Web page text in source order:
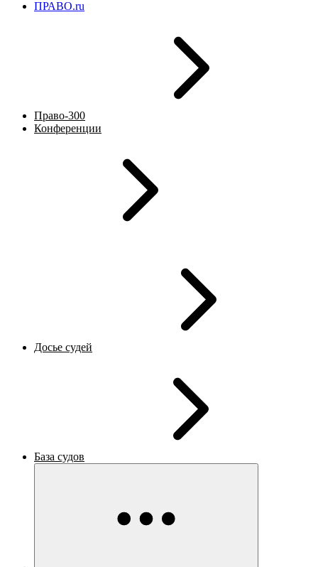
ПРАВО.ru
Право-300
Конференции
Досье судей
База судов